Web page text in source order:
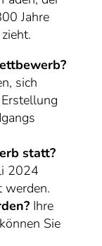
Jahre
sich
statt?
2024
werden.
Ihre
Sie